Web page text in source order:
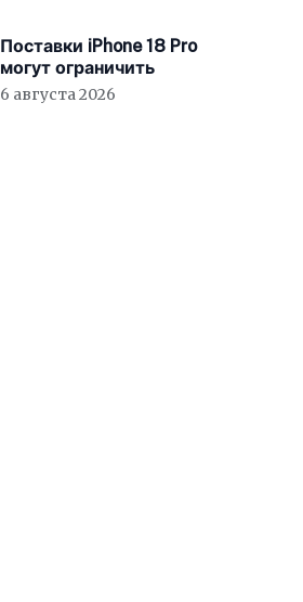
Поставки iPhone 18 Pro
могут ограничить
6 августа 2026